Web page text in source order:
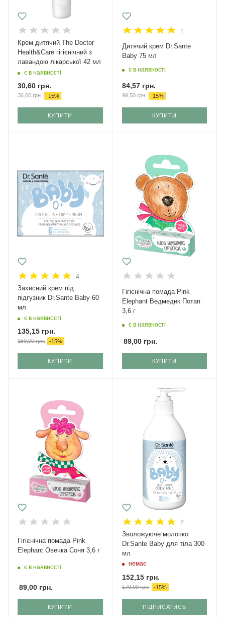
Крем дитячий The Doctor
Health&Care гігієнічний з
лавандою лікарської 42 мл
є в наявності
30,60 грн.
36,00грн. -15%
КУПИТИ
1
Дитячий крем Dr.Sante
Baby 75 мл
є в наявності
84,57грн.
99,50грн. -15%
КУПИТИ
4
Захисний крем під
підгузник Dr.Sante Baby 60
мл
є в наявності
135,15 грн.
159,00грн. -15%
КУПИТИ
Гігієнічна помада Pink
Elephant Ведмедик Потап
3,6 г
є в наявності
89,00грн.
КУПИТИ
Гігієнічна помада Pink
Elephant Овечка Соня 3,6 г
є в наявності
89,00 грн.
КУПИТИ
2
Зволожуюче молочко
Dr.Sante Baby для тіла 300
мл
немає
152,15грн.
179,00грн. -15%
ПІДПИСАТИСЬ